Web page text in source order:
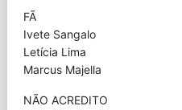
FÃ
Ivete Sangalo
Letícia Lima
Marcus Majella
NÃO ACREDITO